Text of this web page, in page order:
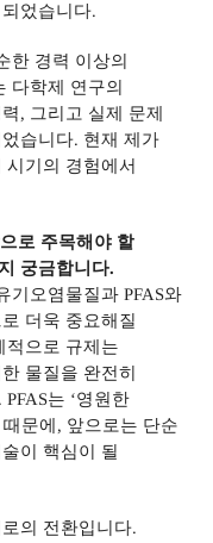
었습니다.
한 경력 이상의
다학제 연구의
, 그리고 실제 문제
습니다. 현재 제가
기의 경험에서
로 주목해야 할
궁금합니다.
기오염물질과PFAS와
더욱 중요해질
적으로 규제는
물질을 완전히
PFAS는 ‘영원한
문에 , 앞으로는 단순
이 핵심이 될
의 전환입니다.